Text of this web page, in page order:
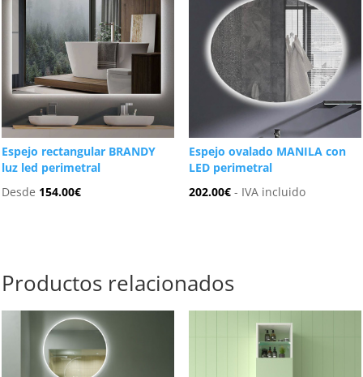
Espejo rectangular BRANDY
luz led perimetral
Desde 154.00€
Espejo ovalado MANILA con
LED perimetral
202.00€ - IVA incluido
Productos relacionados